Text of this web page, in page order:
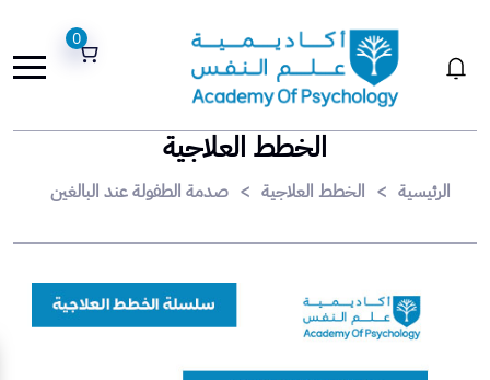
0
الخطط العلاجية
الرئيسية > الخطط العلاجية > صدمة الطفولة عند البالغين